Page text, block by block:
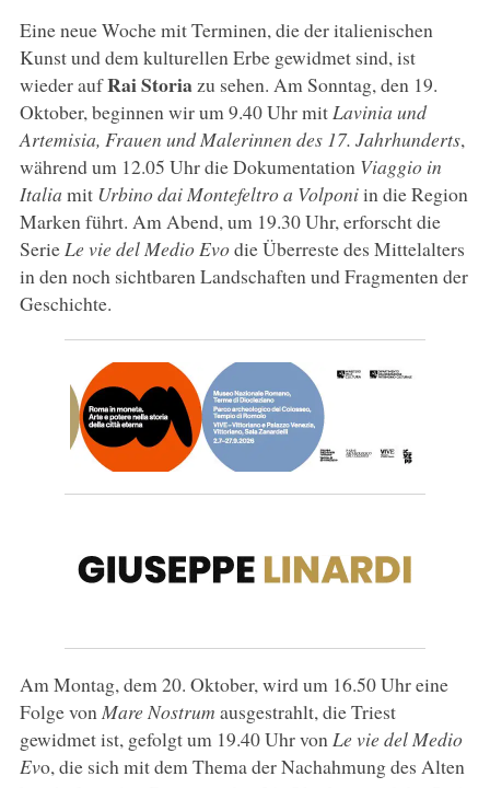
Eine neue Woche mit Terminen, die der italienischen
Kunst und dem kulturellen Erbe gewidmet sind, ist
wieder aufRai Storia zu sehen. Am Sonntag, den 19.
Oktober, beginnen wir um 9.40 Uhr mit Lavinia und
Artemisia, Frauen und Malerinnen des 17. Jahrhunderts,
während um 12.05 Uhr die Dokumentation Viaggio in
Italia mit Urbino dai Montefeltro a Volponiin die Region
Marken führt. Am Abend, um 19.30 Uhr, erforscht die
Serie Le vie del Medio Evodie Überreste des Mittelalters
in den noch sichtbaren Landschaften und Fragmenten der
Geschichte.
Am Montag, dem 20. Oktober, wird um 16.50 Uhr eine
Folge von Mare Nostrum ausgestrahlt, die Triest
gewidmet ist, gefolgt um 19.40 Uhr von Le vie del Medio
Evo, die sich mit dem Thema der Nachahmung des Alten